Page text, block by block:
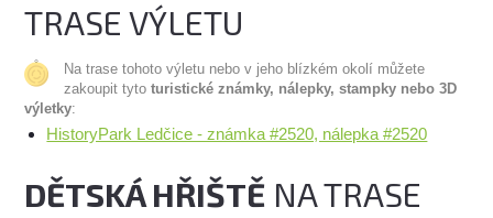
TRASE VÝLETU
Na trase tohoto výletu nebo v jeho blízkém okolí můžete
zakoupit tytoturistické známky, nálepky, stampky nebo 3D
výletky:
HistoryPark Ledčice - známka #2520, nálepka #2520
DĚTSKÁ HŘIŠTĚ NA TRASE